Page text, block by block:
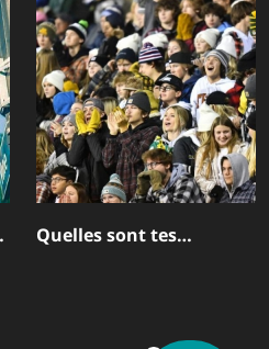
Quelles sont tes